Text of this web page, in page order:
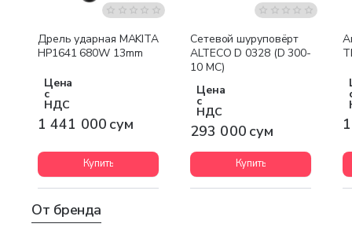
Бесплатная доставка
Дрель ударная MAKITA
HP1641 680W 13mm
Цена
с
НДС
1 441 000 сум
Купить
Сетевой шуруповёрт
ALTECO D 0328 (D 300-
10 MC)
Цена
с
НДС
293 000 сум
Купить
От бренда